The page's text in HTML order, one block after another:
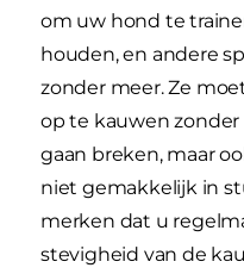
om uw hond te
houden, en andere
zonder meer. Ze
op te kauwen
gaan breken, maar
niet gemakkelijk in
merken dat u
stevigheid van de